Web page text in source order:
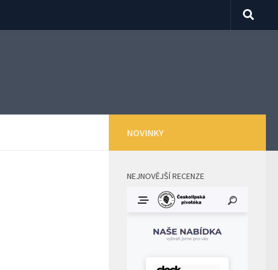
NOVINKY
NEJNOVĚJŠÍ RECENZE